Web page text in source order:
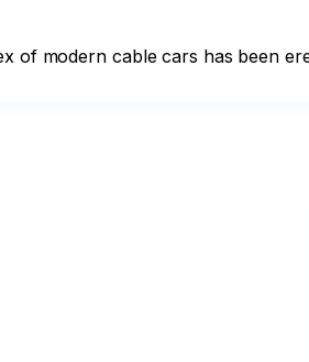
of modern cable cars has been